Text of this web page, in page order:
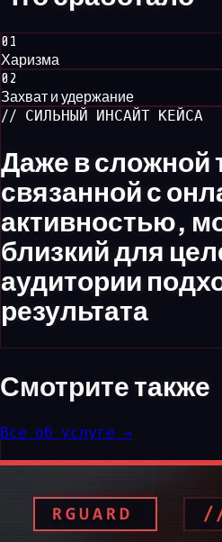
0 1
Харизма
0 2
Захват и удержание
// СИЛЬНЫЙ ИНСАЙТ КЕЙСА
Даже в сложной
связанной с
активностью,
близкий для
аудитории
результата
Смотритетакже
Все об услуге →